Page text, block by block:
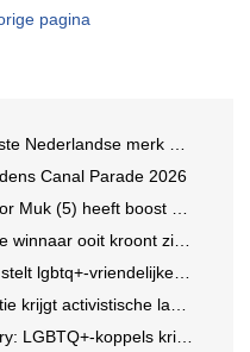
pagina
voor inclusieve wond- en sportverzorging
Canal Parade 2026
boost gekregen door BN'ers
zich tot beste grunter van Nederland
inclusion list beschikbaar
lading tegen menstruatiearmoede
huwelijksgeloften te hernieuwen op een wel heel bijzondere locatie